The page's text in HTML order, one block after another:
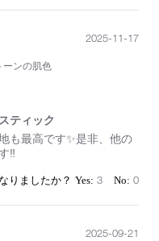
ーンの肌色
ティック
も最高です✨是非、他の
‼️
2025-11-17
3 0
2025-09-21